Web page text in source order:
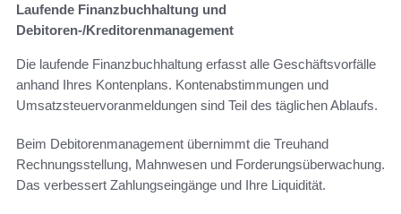
Laufende Finanzbuchhaltung und
Debitoren-/Kreditorenmanagement
Die laufende Finanzbuchhaltung erfasst alle Geschäftsvorfälle
anhand Ihres Kontenplans. Kontenabstimmungen und
Umsatzsteuervoranmeldungen sind Teil des täglichen Ablaufs.
Beim Debitorenmanagement übernimmt die Treuhand
Rechnungsstellung, Mahnwesen und Forderungsüberwachung.
Das verbessert Zahlungseingänge und Ihre Liquidität.